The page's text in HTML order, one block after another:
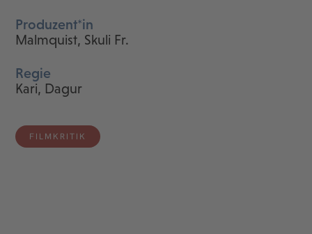
Produzent*in
Malmquist, Skuli Fr.
Regie
Kari, Dagur
FILMKRITIK